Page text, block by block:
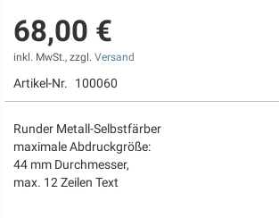
68,00 €
inkl. MwSt., zzgl. Versand
Artikel-Nr. 100060
Runder Metall-Selbstfärber
maximale Abdruckgröße:
44 mm Durchmesser,
max. 12 Zeilen Text